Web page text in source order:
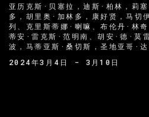
亚历克斯·贝塞拉，迪斯·柏林，莉
多，胡里奥·加林多，康好贤，马切
列、克里斯蒂娜·喇嘛、布伦丹·林
蒂安·雷克斯·范明南、胡安·德·莫
波，马蒂亚斯·桑切斯，圣地亚哥·达
2024年3月4日 - 3月10日